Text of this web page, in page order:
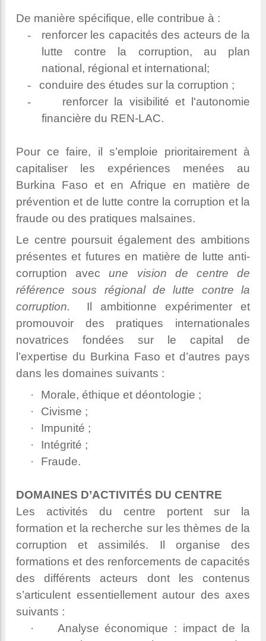
De manière spécifique, elle contribue à :
-
renforcer les capacités des acteurs de la
lutte contre la corruption, au plan
national, régional et international;
-
conduire des études sur la corruption ;
-
renforcer la visibilité et l'autonomie
financière du REN-LAC.
Pour ce faire, il s’emploie prioritairement à
capitaliser les expériences menées au
Burkina Faso et en Afrique en matière de
prévention et de lutte contre la corruption et la
fraude ou des pratiques malsaines.
Le centre poursuit également des ambitions
présentes et futures en matière de lutte anti-
corruption avecune vision de centre de
référence sous régional de lutte contre la
corruption. Il ambitionne expérimenter et
promouvoir des pratiques internationales
novatrices fondées sur le capital de
l’expertise du Burkina Faso et d’autres pays
dans les domaines suivants :
·
Morale, éthique et déontologie ;
·
Civisme ;
·
Impunité ;
·
Intégrité ;
·
Fraude.
DOMAINES D’ACTIVITÉS DU CENTRE
Les activités du centre portent sur la
formation et la recherche sur les thèmes de la
corruption et assimilés. Il organise des
formations et des renforcements de capacités
des différents acteurs dont les contenus
s’articulent essentiellement autour des axes
suivants :
·
Analyse économique : impact de la